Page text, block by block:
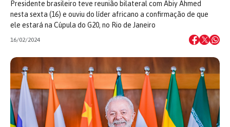
Presidente brasileiro teve reunião bilateral com Abiy Ahmed
nesta sexta (16) e ouviu do líder africano a confirmação de que
ele estará na Cúpula do G20, no Rio de Janeiro
16/02/2024